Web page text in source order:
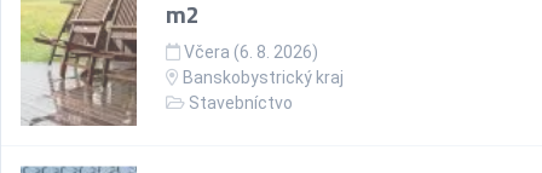
m2
Včera (6. 8. 2026)
Banskobystrický kraj
Stavebníctvo